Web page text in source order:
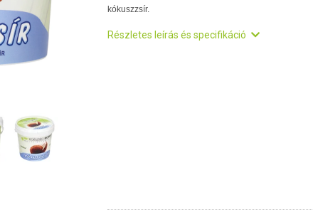
kókuszzsír.
Részletes leírás és specifikáció